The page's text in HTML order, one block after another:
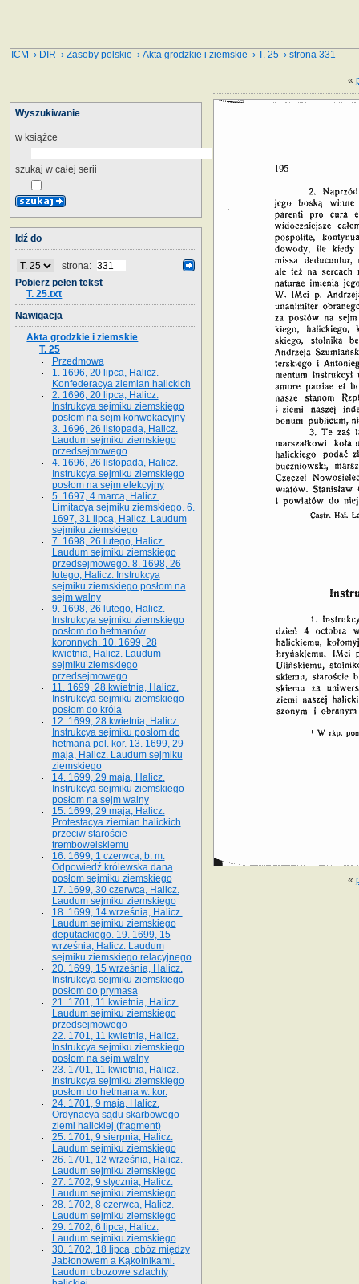
ICM › DIR ›Zasoby polskie ›Akta grodzkie i ziemskie ›T. 25 › strona 331
«
«
Wyszukiwanie
w książce
szukaj w całej serii
Idź do
strona:
Pobierz pełen tekst
T. 25.txt
Nawigacja
Akta grodzkie i ziemskie
T. 25
Przedmowa
1. 1696, 20 lipca, Halicz.
Konfederacya ziemian halickich
2. 1696, 20 lipca, Halicz.
Instrukcya sejmiku ziemskiego
posłom na sejm konwokacyjny
3. 1696, 26 listopada, Halicz.
Laudum sejmiku ziemskiego
przedsejmowego
4. 1696, 26 listopada, Halicz.
Instrukcya sejmiku ziemskiego
posłom na sejm elekcyjny
5. 1697, 4 marca, Halicz.
Limitacya sejmiku ziemskiego. 6.
1697, 31 lipca, Halicz. Laudum
sejmiku ziemskiego
7. 1698, 26 lutego, Halicz.
Laudum sejmiku ziemskiego
przedsejmowego. 8. 1698, 26
lutego, Halicz. Instrukcya
sejmiku ziemskiego posłom na
sejm walny
9. 1698, 26 lutego, Halicz.
Instrukcya sejmiku ziemskiego
posłom do hetmanów
koronnych. 10. 1699, 28
kwietnia, Halicz. Laudum
sejmiku ziemskiego
przedsejmowego
11. 1699, 28 kwietnia, Halicz.
Instrukcya sejmiku ziemskiego
posłom do króla
12. 1699, 28 kwietnia, Halicz.
Instrukcya sejmiku posłom do
hetmana pol. kor. 13. 1699, 29
maja, Halicz. Laudum sejmiku
ziemskiego
14. 1699, 29 maja, Halicz.
Instrukcya sejmiku ziemskiego
posłom na sejm walny
15. 1699, 29 maja, Halicz.
Protestacya ziemian halickich
przeciw staroście
trembowelskiemu
16. 1699, 1 czerwca, b. m.
Odpowiedź królewska dana
posłom sejmiku ziemskiego
17. 1699, 30 czerwca, Halicz.
Laudum sejmiku ziemskiego
18. 1699, 14 września, Halicz.
Laudum sejmiku ziemskiego
deputackiego. 19. 1699, 15
września, Halicz. Laudum
sejmiku ziemskiego relacyjnego
20. 1699, 15 września, Halicz.
Instrukcya sejmiku ziemskiego
posłom do prymasa
21. 1701, 11 kwietnia, Halicz.
Laudum sejmiku ziemskiego
przedsejmowego
22. 1701, 11 kwietnia, Halicz.
Instrukcya sejmiku ziemskiego
posłom na sejm walny
23. 1701, 11 kwietnia, Halicz.
Instrukcya sejmiku ziemskiego
posłom do hetmana w. kor.
24. 1701, 9 maja, Halicz.
Ordynacya sądu skarbowego
ziemi halickiej (fragment)
25. 1701, 9 sierpnia, Halicz.
Laudum sejmiku ziemskiego
26. 1701, 12 września, Halicz.
Laudum sejmiku ziemskiego
27. 1702, 9 stycznia, Halicz.
Laudum sejmiku ziemskiego
28. 1702, 8 czerwca, Halicz.
Laudum sejmiku ziemskiego
29. 1702, 6 lipca, Halicz.
Laudum sejmiku ziemskiego
30. 1702, 18 lipca, obóz między
Jabłonowem a Kąkolnikami.
Laudum obozowe szlachty